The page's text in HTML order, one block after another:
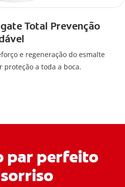
Total Prevenção
e regeneração do esmalte
a toda a boca.
par perfeito